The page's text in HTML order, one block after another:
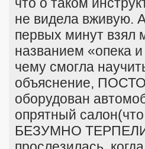
не видела вживую.
первых минут взял
названием «опека
чему смогла
объяснение,
оборудован
опрятный
БЕЗУМНО